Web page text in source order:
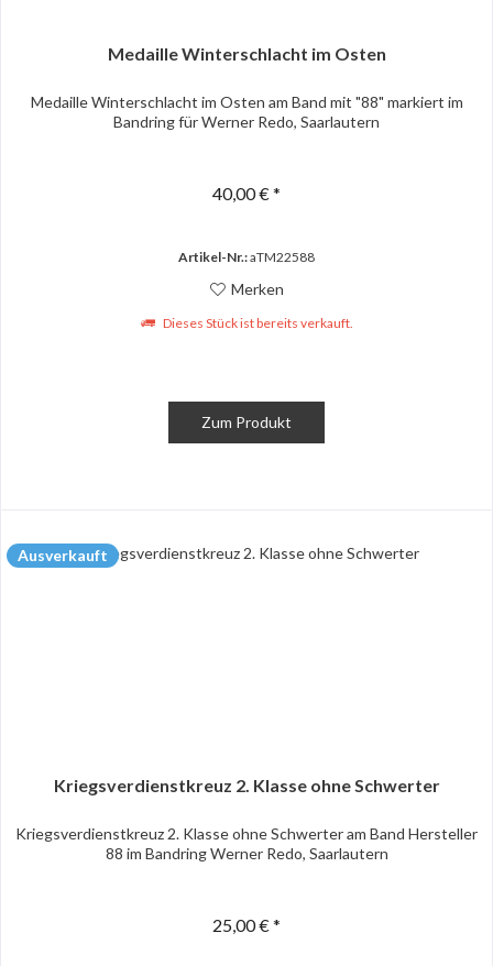
Medaille Winterschlacht im Osten
Medaille Winterschlacht im Osten am Band mit "88" markiert im
Bandring für Werner Redo, Saarlautern
40,00 € *
Artikel-Nr.:aTM22588
Merken
Dieses Stück ist bereits verkauft.
Zum Produkt
Ausverkauft
Kriegsverdienstkreuz 2. Klasse ohne Schwerter
Kriegsverdienstkreuz 2. Klasse ohne Schwerter am Band Hersteller
88 im Bandring Werner Redo, Saarlautern
25,00 € *